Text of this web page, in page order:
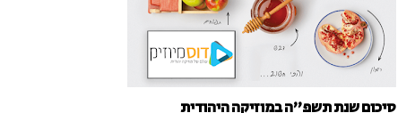
סיכום שנת תשפ"ה במוזיקה היהודית